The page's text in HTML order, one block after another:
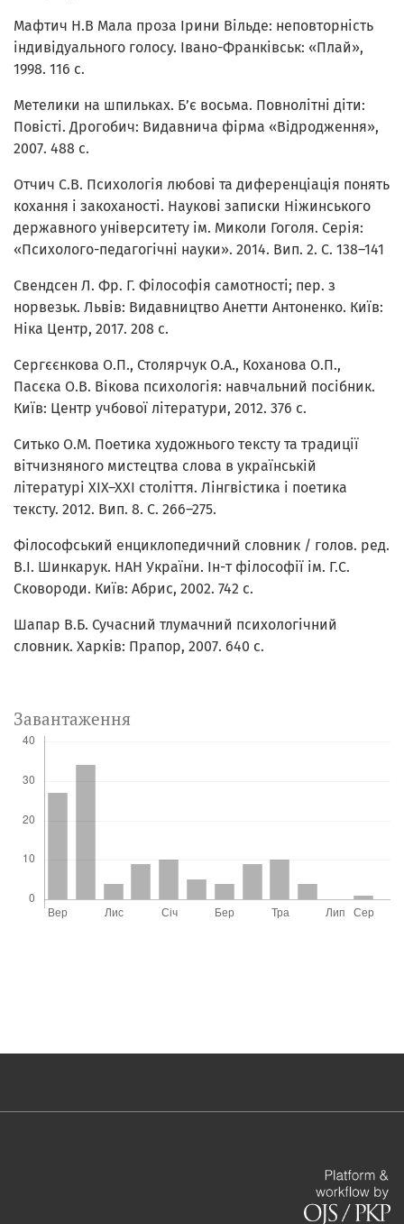
Мафтич Н.В Мала проза Ірини Вільде: неповторність
індивідуального голосу. Івано-Франківськ: «Плай»,
1998. 116 с.
Метелики на шпильках. Б’є восьма. Повнолітні діти:
Повісті. Дрогобич: Видавнича фірма «Відродження»,
2007. 488 с.
Отчич С.В. Психологія любові та диференціація понять
кохання і закоханості. Наукові записки Ніжинського
державного університету ім. Миколи Гоголя. Серія:
«Психолого-педагогічні науки». 2014. Вип. 2. С. 138–141
Свендсен Л. Фр. Г. Філософія самотності; пер. з
норвезьк. Львів: Видавництво Анетти Антоненко. Київ:
Ніка Центр, 2017. 208 с.
Сергєєнкова О.П., Столярчук О.А., Коханова О.П.,
Пасєка О.В. Вікова психологія: навчальний посібник.
Київ: Центр учбової літератури, 2012. 376 с.
Ситько О.М. Поетика художнього тексту та традиції
вітчизняного мистецтва слова в українській
літературі XIX–XXI століття. Лінгвістика і поетика
тексту. 2012. Вип. 8. С. 266–275.
Філософський енциклопедичний словник / голов. ред.
В.І. Шинкарук. НАН України. Ін-т філософії ім. Г.С.
Сковороди. Київ: Абрис, 2002. 742 с.
Шапар В.Б. Сучасний тлумачний психологічний
словник. Xарків: Прапор, 2007. 640 с.
Завантаження